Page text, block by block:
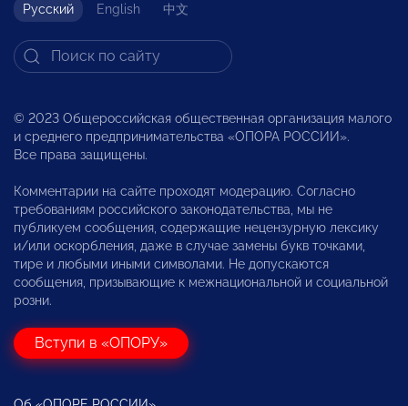
Русский English 中文
© 2023 Общероссийская общественная организация малого
и среднего предпринимательства «ОПОРА РОССИИ».
Все права защищены.
Комментарии на сайте проходят модерацию. Согласно
требованиям российского законодательства, мы не
публикуем сообщения, содержащие нецензурную лексику
и/или оскорбления, даже в случае замены букв точками,
тире и любыми иными символами. Не допускаются
сообщения, призывающие к межнациональной и социальной
розни.
Вступи в «ОПОРУ»